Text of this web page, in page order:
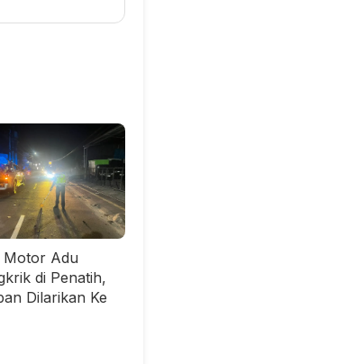
Motor Adu
di Penatih,
Dilarikan Ke